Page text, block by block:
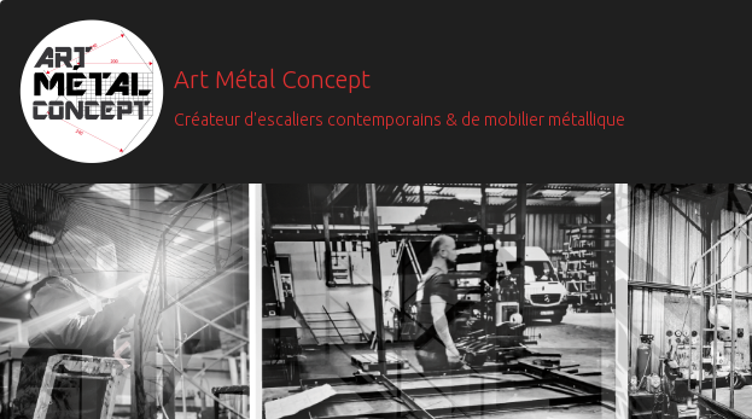
Art Métal Concept
Créateur d'escaliers contemporains & de mobilier métallique